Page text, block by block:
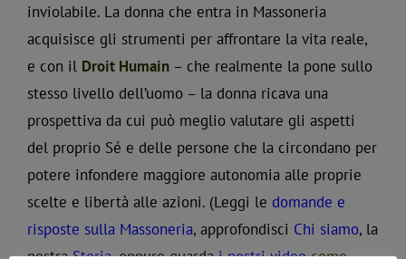
inviolabile. La donna che entra in Massoneria
acquisisce gli strumenti per affrontare la vita reale,
e con il Droit Humain – che realmente la pone sullo
stesso livello dell’uomo – la donna ricava una
prospettiva da cui può meglio valutare gli aspetti
del proprio Sé e delle persone che la circondano per
potere infondere maggiore autonomia alle proprie
scelte e libertà alle azioni. (Leggi le domande e
risposte sulla Massoneria, approfondisci Chi siamo, la